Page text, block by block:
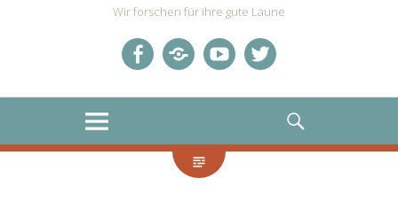
Wir forschen für ihre gute Laune
SEARCH